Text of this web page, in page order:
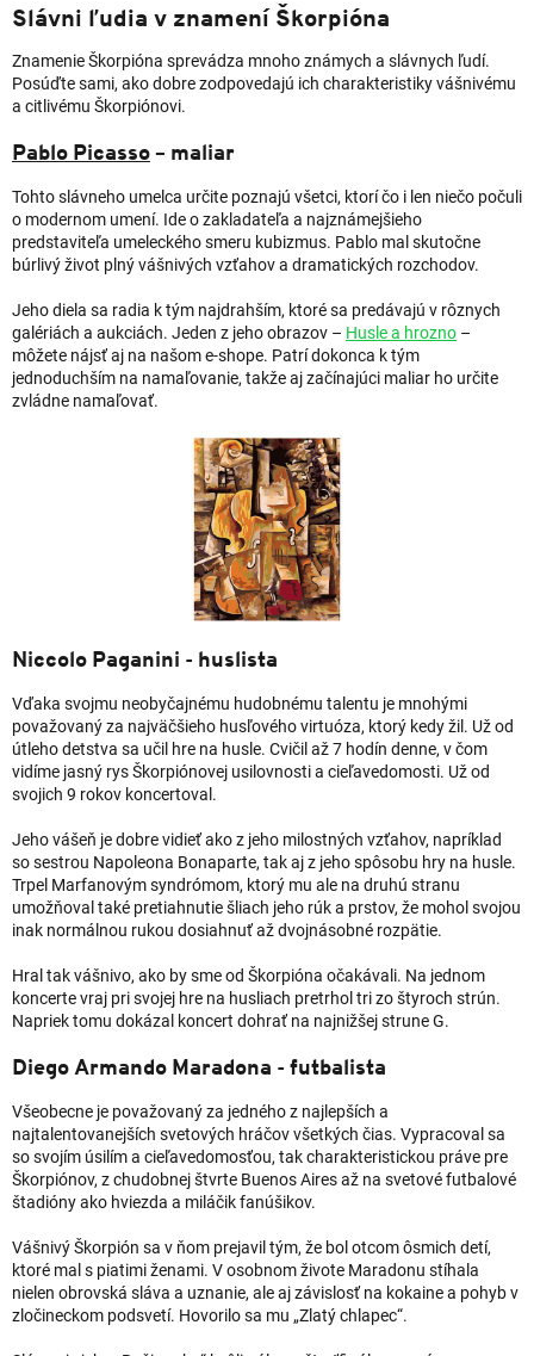
Slávni ľudia v znamení Škorpióna
Znamenie Škorpióna sprevádza mnoho známych a slávnych ľudí.
Posúďte sami, ako dobre zodpovedajú ich charakteristiky vášnivému
a citlivému Škorpiónovi.
Pablo Picasso– maliar
Tohto slávneho umelca určite poznajú všetci, ktorí čo i len niečo počuli
o modernom umení. Ide o zakladateľa a najznámejšieho
predstaviteľa umeleckého smeru kubizmus. Pablo mal skutočne
búrlivý život plný vášnivých vzťahov a dramatických rozchodov.
Jeho diela sa radia k tým najdrahším, ktoré sa predávajú v rôznych
galériách a aukciách. Jeden z jeho obrazov – Husle a hrozno –
môžete nájsť aj na našom e-shope. Patrí dokonca k tým
jednoduchším na namaľovanie, takže aj začínajúci maliar ho určite
zvládne namaľovať.
Niccolo Paganini - huslista
Vďaka svojmu neobyčajnému hudobnému talentu je mnohými
považovaný za najväčšieho husľového virtuóza, ktorý kedy žil. Už od
útleho detstva sa učil hre na husle. Cvičil až 7 hodín denne, v čom
vidíme jasný rys Škorpiónovej usilovnosti a cieľavedomosti. Už od
svojich 9 rokov koncertoval.
Jeho vášeň je dobre vidieť ako z jeho milostných vzťahov, napríklad
so sestrou Napoleona Bonaparte, tak aj z jeho spôsobu hry na husle.
Trpel Marfanovým syndrómom, ktorý mu ale na druhú stranu
umožňoval také pretiahnutie šliach jeho rúk a prstov, že mohol svojou
inak normálnou rukou dosiahnuť až dvojnásobné rozpätie.
Hral tak vášnivo, ako by sme od Škorpióna očakávali. Na jednom
koncerte vraj pri svojej hre na husliach pretrhol tri zo štyroch strún.
Napriek tomu dokázal koncert dohrať na najnižšej strune G.
Diego Armando Maradona - futbalista
Všeobecne je považovaný za jedného z najlepších a
najtalentovanejších svetových hráčov všetkých čias. Vypracoval sa
so svojím úsilím a cieľavedomosťou, tak charakteristickou práve pre
Škorpiónov, z chudobnej štvrte Buenos Aires až na svetové futbalové
štadióny ako hviezda a miláčik fanúšikov.
Vášnivý Škorpión sa v ňom prejavil tým, že bol otcom ôsmich detí,
ktoré mal s piatimi ženami. V osobnom živote Maradonu stíhala
nielen obrovská sláva a uznanie, ale aj závislosť na kokaine a pohyb v
zločineckom podsvetí. Hovorilo sa mu „Zlatý chlapec“.